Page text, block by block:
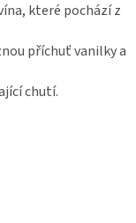
které pochází z
příchuť vanilky a
chutí.